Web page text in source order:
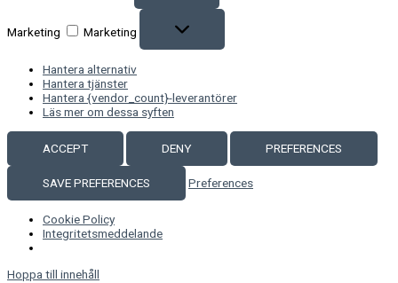
Marketing Marketing
Hantera alternativ
Hantera tjänster
Hantera {vendor_count}-leverantörer
Läs mer om dessa syften
ACCEPT DENY PREFERENCES
SAVE PREFERENCES Preferences
Cookie Policy
Integritetsmeddelande
Hoppa till innehåll